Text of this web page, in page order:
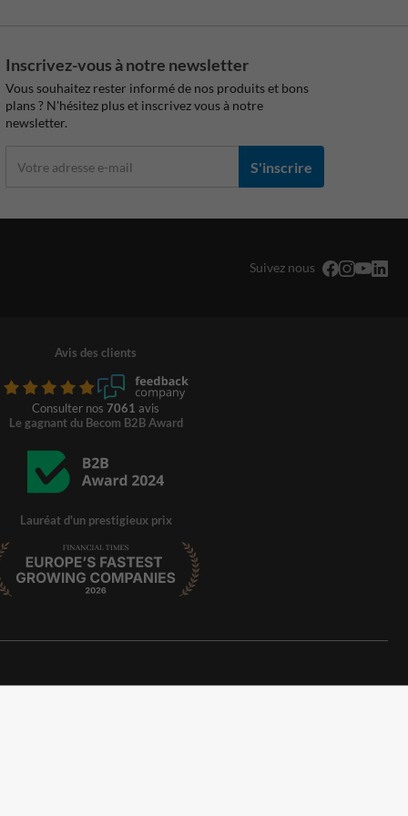
Inscrivez-vous à notre newsletter
Vous souhaitez rester informé de nos produits et bons
plans ? N'hésitez plus et inscrivez vous à notre
newsletter.
S'inscrire
Suivez nous
Avis des clients
Consulter nos 7061 avis
Le gagnant du Becom B2B Award
Lauréat d'un prestigieux prix